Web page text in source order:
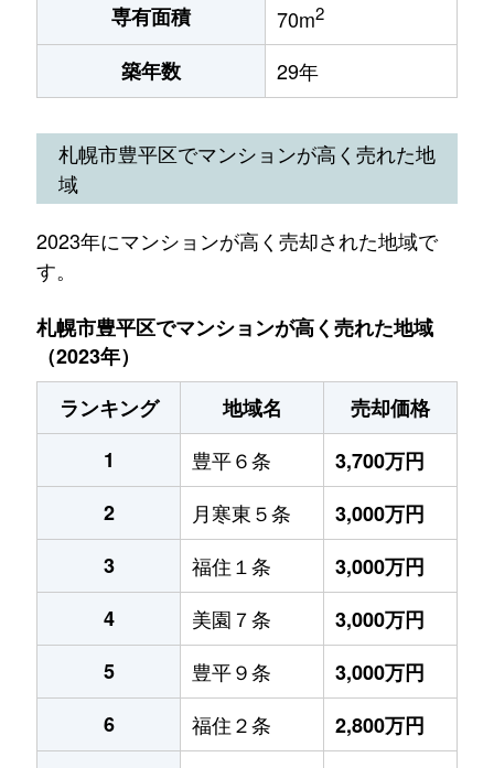
専有面積 70m2
築年数 29年
札幌市豊平区でマンションが高く売れた地
域
2023年にマンションが高く売却された地域で
す。
札幌市豊平区でマンションが高く売れた地域
（2023年）
ランキング
地域名
売却価格
1
豊平６条
3,700万円
2
月寒東５条
3,000万円
3
福住１条
3,000万円
4
美園７条
3,000万円
5
豊平９条
3,000万円
6
福住２条
2,800万円